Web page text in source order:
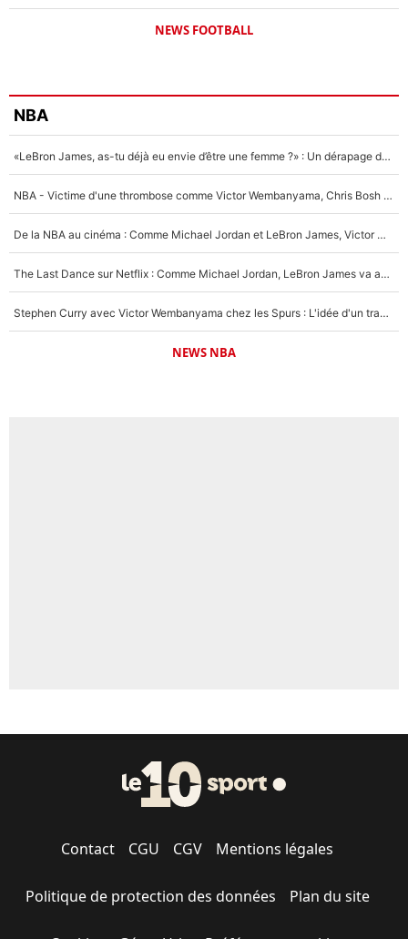
NEWS FOOTBALL
NBA
«LeBron James, as-tu déjà eu envie d’être une femme ?» : Un dérapage de Donald Trump sur la superstar de la NBA refait surface
NBA - Victime d'une thrombose comme Victor Wembanyama, Chris Bosh prévient le Français des risques sur sa santé : «J’ai failli mourir sur le coup et j’ai été ramené à la vie»
De la NBA au cinéma : Comme Michael Jordan et LeBron James, Victor Wembanyama rêve d'une carrière d'acteur !
The Last Dance sur Netflix : Comme Michael Jordan, LeBron James va avoir le droit à sa série !
Stephen Curry avec Victor Wembanyama chez les Spurs : L'idée d'un trade historique est lancée en NBA !
NEWS NBA
Contact CGU CGV Mentions légales
Politique de protection des données Plan du site